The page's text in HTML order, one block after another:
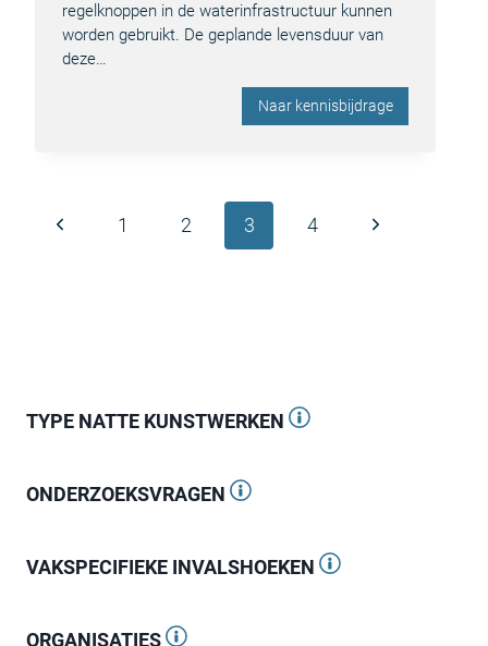
regelknoppen in de waterinfrastructuur kunnen
worden gebruikt. De geplande levensduur van
deze…
Naar kennisbijdrage
Paginanavigatie
Vorige
1 2 3 4
Volgende
TYPE NATTE KUNSTWERKEN
ONDERZOEKSVRAGEN
VAKSPECIFIEKE INVALSHOEKEN
ORGANISATIES